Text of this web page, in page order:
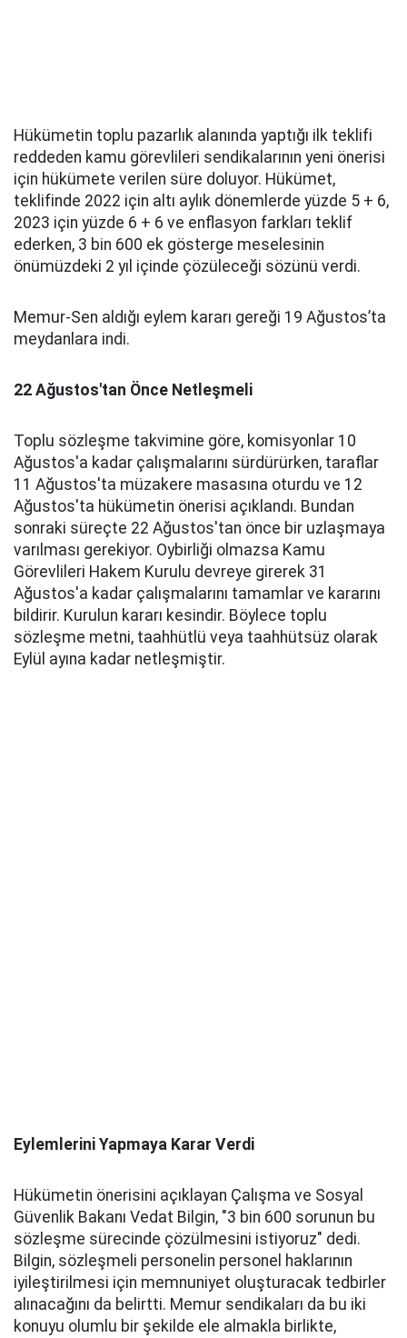
Hükümetin toplu pazarlık alanında yaptığı ilk teklifi
reddeden kamu görevlileri sendikalarının yeni önerisi
için hükümete verilen süre doluyor. Hükümet,
teklifinde 2022 için altı aylık dönemlerde yüzde 5 + 6,
2023 için yüzde 6 + 6 ve enflasyon farkları teklif
ederken, 3 bin 600 ek gösterge meselesinin
önümüzdeki 2 yıl içinde çözüleceği sözünü verdi.
Memur-Sen aldığı eylem kararı gereği 19 Ağustos’ta
meydanlara indi.
22 Ağustos'tan Önce Netleşmeli
Toplu sözleşme takvimine göre, komisyonlar 10
Ağustos'a kadar çalışmalarını sürdürürken, taraflar
11 Ağustos'ta müzakere masasına oturdu ve 12
Ağustos'ta hükümetin önerisi açıklandı. Bundan
sonraki süreçte 22 Ağustos'tan önce bir uzlaşmaya
varılması gerekiyor. Oybirliği olmazsa Kamu
Görevlileri Hakem Kurulu devreye girerek 31
Ağustos'a kadar çalışmalarını tamamlar ve kararını
bildirir. Kurulun kararı kesindir. Böylece toplu
sözleşme metni, taahhütlü veya taahhütsüz olarak
Eylül ayına kadar netleşmiştir.
Eylemlerini Yapmaya Karar Verdi
Hükümetin önerisini açıklayan Çalışma ve Sosyal
Güvenlik Bakanı Vedat Bilgin, "3 bin 600 sorunun bu
sözleşme sürecinde çözülmesini istiyoruz" dedi.
Bilgin, sözleşmeli personelin personel haklarının
iyileştirilmesi için memnuniyet oluşturacak tedbirler
alınacağını da belirtti. Memur sendikaları da bu iki
konuyu olumlu bir şekilde ele almakla birlikte,